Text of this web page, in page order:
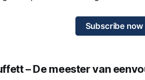
Subscribe now
– De meester van